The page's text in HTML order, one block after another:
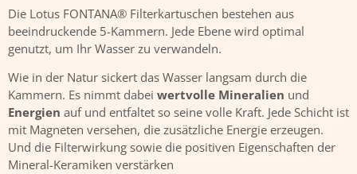
Die Lotus FONTANA® Filterkartuschen bestehen aus
beeindruckende 5-Kammern. Jede Ebene wird optimal
genutzt, um Ihr Wasser zu verwandeln.
Wie in der Natur sickert das Wasser langsam durch die
Kammern. Es nimmt dabei wertvolle Mineralien und
Energien auf und entfaltet so seine volle Kraft. Jede Schicht ist
mit Magneten versehen, die zusätzliche Energie erzeugen.
Und die Filterwirkung sowie die positiven Eigenschaften der
Mineral-Keramiken verstärken